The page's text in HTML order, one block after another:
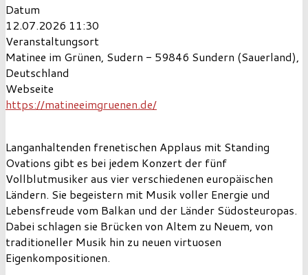
Datum
12.07.2026 11:30
Veranstaltungsort
Matinee im Grünen, Sudern - 59846 Sundern (Sauerland),
Deutschland
Webseite
https://matineeimgruenen.de/
Langanhaltenden frenetischen Applaus mit Standing
Ovations gibt es bei jedem Konzert der fünf
Vollblutmusiker aus vier verschiedenen europäischen
Ländern. Sie begeistern mit Musik voller Energie und
Lebensfreude vom Balkan und der Länder Südosteuropas.
Dabei schlagen sie Brücken von Altem zu Neuem, von
traditioneller Musik hin zu neuen virtuosen
Eigenkompositionen.